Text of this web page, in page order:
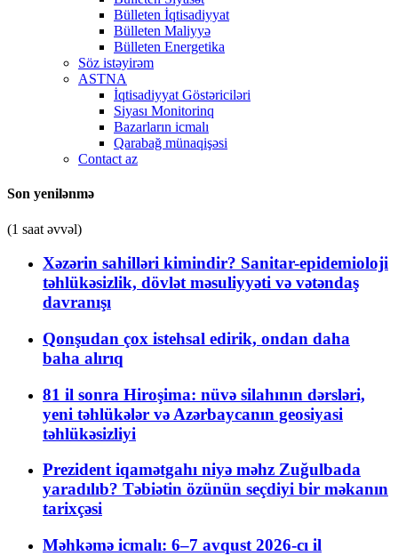
Bülleten İqtisadiyyat
Bülleten Maliyyə
Bülleten Energetika
Söz istəyirəm
ASTNA
İqtisadiyyat Göstəriciləri
Siyası Monitorinq
Bazarların icmalı
Qarabağ münaqişəsi
Contact az
Son yenilənmə
(1 saat əvvəl)
Xəzərin sahilləri kimindir? Sanitar-epidemioloji
təhlükəsizlik, dövlət məsuliyyəti və vətəndaş
davranışı
Qonşudan çox istehsal edirik, ondan daha
baha alırıq
81 il sonra Hiroşima: nüvə silahının dərsləri,
yeni təhlükələr və Azərbaycanın geosiyasi
təhlükəsizliyi
Prezident iqamətgahı niyə məhz Zuğulbada
yaradılıb? Təbiətin özünün seçdiyi bir məkanın
tarixçəsi
Məhkəmə icmalı: 6–7 avqust 2026-cı il